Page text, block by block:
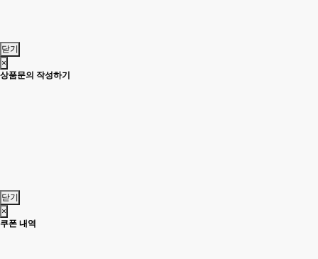
닫기
×
상품문의 작성하기
닫기
×
쿠폰 내역